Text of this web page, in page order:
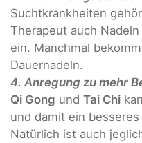
Suchtkrankheiten
Therapeut auch
ein. Manchmal
Dauernadeln.
4. Anregung zu mehr
Qi Gong und Tai Chi
und damit ein
Natürlich ist auch